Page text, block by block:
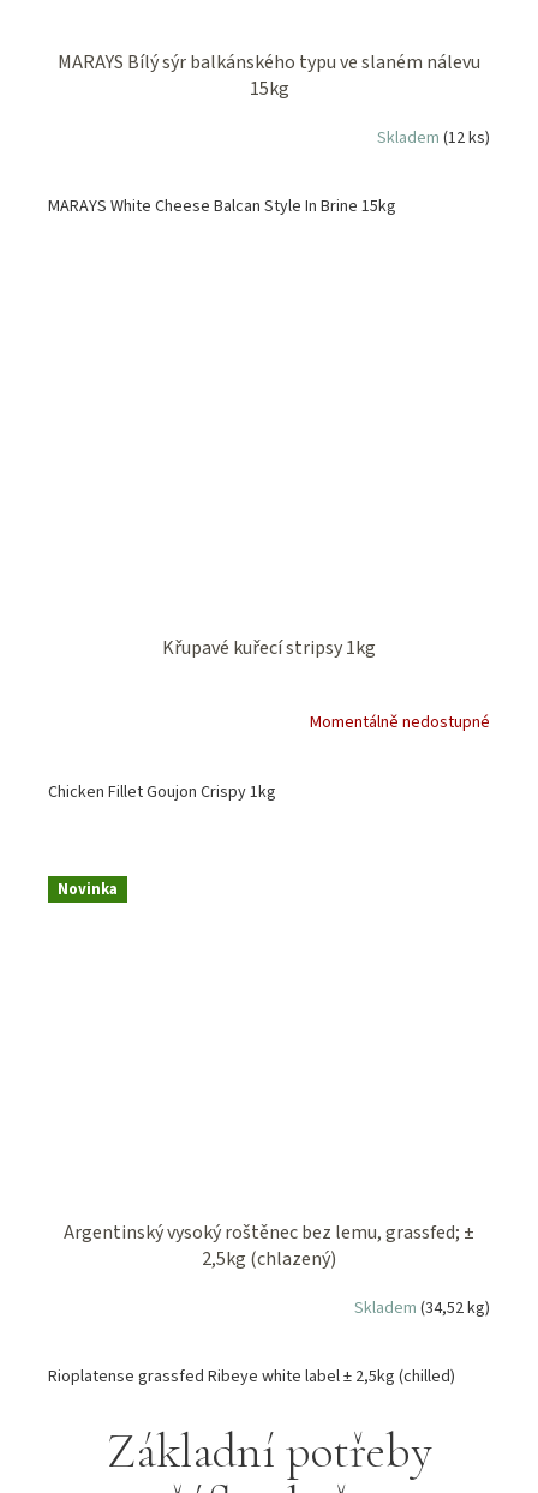
MARAYS Bílý sýr balkánského typu ve slaném nálevu
15kg
Skladem (12 ks)
MARAYS White Cheese Balcan Style In Brine 15kg
Křupavé kuřecí stripsy 1kg
Momentálně nedostupné
Chicken Fillet Goujon Crispy 1kg
Novinka
Argentinský vysoký roštěnec bez lemu, grassfed; ±
2,5kg (chlazený)
Skladem (34,52 kg)
Rioplatense grassfed Ribeye white label ± 2,5kg (chilled)
Základní potřeby